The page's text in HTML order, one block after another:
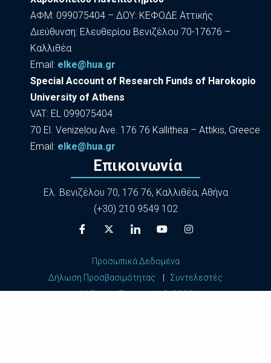
ΑΦΜ: 099075404 – ΔΟΥ: ΚΕΦΟΔΕ Αττικής
Διεύθυνση: Ελευθερίου Βενιζέλου 70-17676 –
Καλλιθέα
Εmail: elke@hua.gr
Special Account of Research Funds of Harokopio
University of Athens
VAT: EL 099075404
70 El. Venizelou Ave. 176 76 Kallithea – Attikis, Greece
Εmail: elke@hua.gr
Επικοινωνία
Ελ. Βενιζέλου 70, 176 76, Καλλιθέα, Αθήνα
(+30) 210 9549 102
Προσωπικά Δεδομένα
Δήλωση Προσβασιμότητας
Συντελεστές
All Rights Reserved ©2026